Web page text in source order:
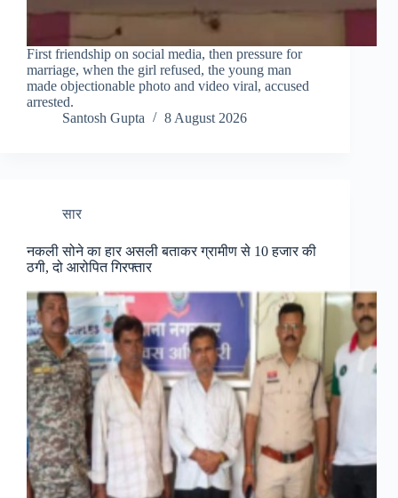
First friendship on social media, then pressure for
marriage, when the girl refused, the young man
made objectionable photo and video viral, accused
arrested.
Santosh Gupta
8 August 2026
सार
नकली सोने का हार असली बताकर ग्रामीण से 10 हजार की
ठगी, दो आरोपित गिरफ्तार